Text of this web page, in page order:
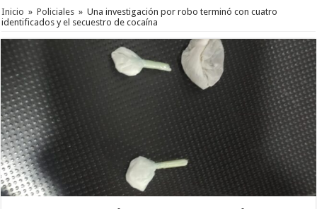
Inicio » Policiales » Una investigación por robo terminó con cuatro
identificados y el secuestro de cocaína